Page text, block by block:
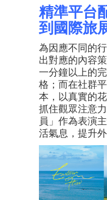
精準平台
到國際旅
為因應不同的
出對應的內容
一分鐘以上的
格；而在社群
本，以真實的
抓住觀眾注意
員」作為表演
活氣息，提升